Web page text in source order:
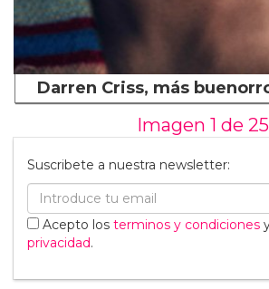
Darren Criss, más
Imagen 1 de 25
Suscribete a nuestra newsletter:
Acepto los terminos y condiciones
privacidad.